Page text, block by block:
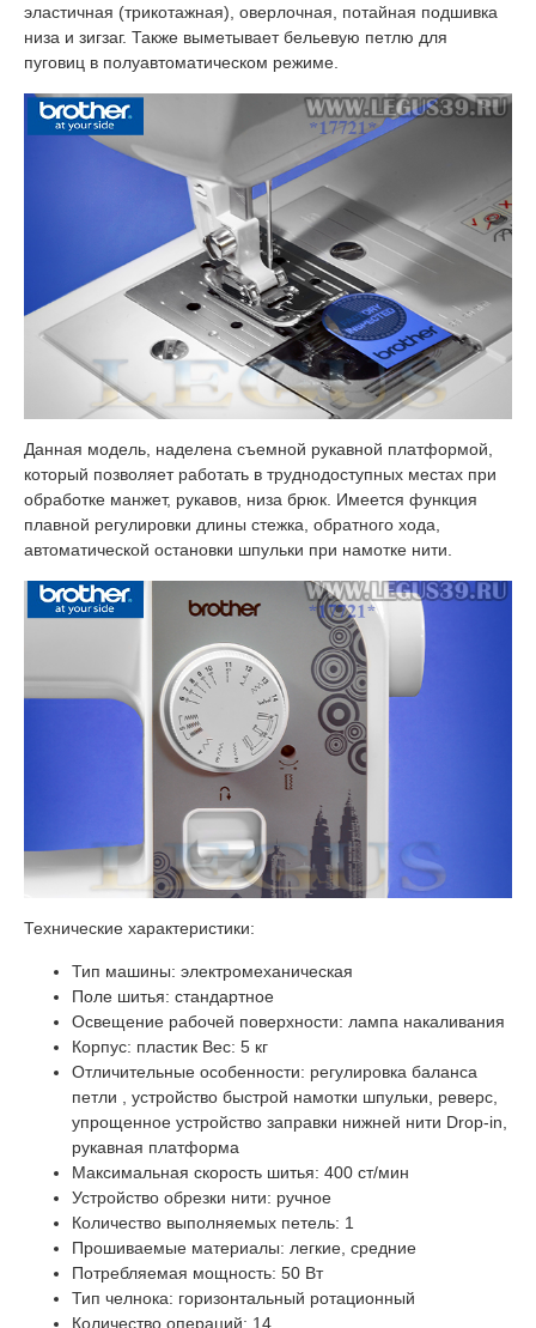
эластичная (трикотажная), оверлочная, потайная подшивка
низа и зигзаг. Также выметывает бельевую петлю для
пуговиц в полуавтоматическом режиме.
Данная модель, наделена съемной рукавной платформой,
который позволяет работать в труднодоступных местах при
обработке манжет, рукавов, низа брюк. Имеется функция
плавной регулировки длины стежка, обратного хода,
автоматической остановки шпульки при намотке нити.
Технические характеристики:
Тип машины: электромеханическая
Поле шитья: стандартное
Освещение рабочей поверхности: лампа накаливания
Корпус: пластик Вес: 5 кг
Отличительные особенности: регулировка баланса
петли , устройство быстрой намотки шпульки, реверс,
упрощенное устройство заправки нижней нити Drop-in,
рукавная платформа
Максимальная скорость шитья: 400 ст/мин
Устройство обрезки нити: ручное
Количество выполняемых петель: 1
Прошиваемые материалы: легкие, средние
Потребляемая мощность: 50 Вт
Тип челнока: горизонтальный ротационный
Количество операций: 14